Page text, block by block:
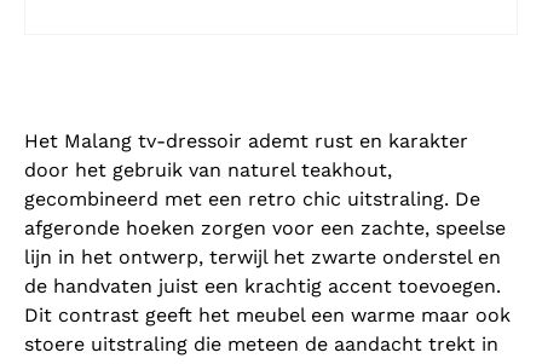
Het Malang tv-dressoir ademt rust en karakter
door het gebruik van naturel teakhout,
gecombineerd met een retro chic uitstraling. De
afgeronde hoeken zorgen voor een zachte, speelse
lijn in het ontwerp, terwijl het zwarte onderstel en
de handvaten juist een krachtig accent toevoegen.
Dit contrast geeft het meubel een warme maar ook
stoere uitstraling die meteen de aandacht trekt in